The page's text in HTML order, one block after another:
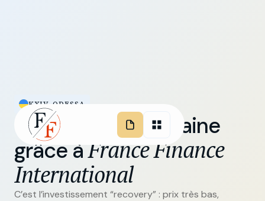
KYIV, ODESSA
Investissez en Ukraine
grâce àFrance Finance
International
C’est l’investissement “recovery” : prix très bas,